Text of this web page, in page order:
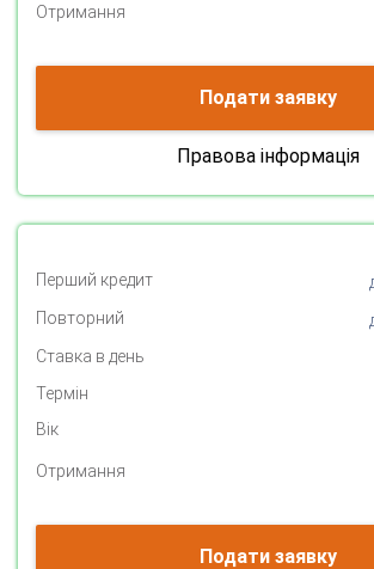
Отримання
Подати заявку
Правова інформація
Перший кредит
Повторний
Ставка в день
Термін
Вік
Отримання
Подати заявку